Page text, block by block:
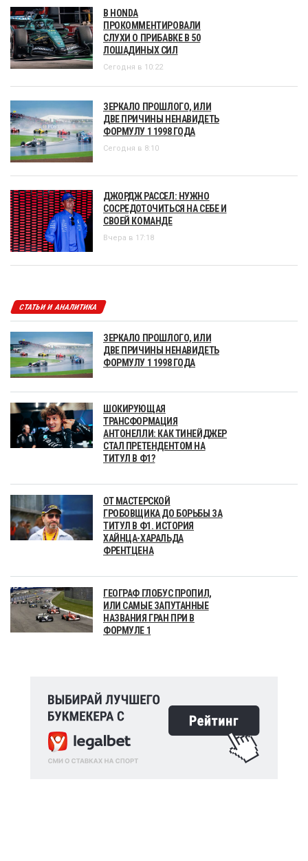
В HONDA
ПРОКОММЕНТИРОВАЛИ
СЛУХИ О ПРИБАВКЕ В 50
ЛОШАДИНЫХ СИЛ
Сегодня в 10:22
ЗЕРКАЛО ПРОШЛОГО, ИЛИ
ДВЕ ПРИЧИНЫ НЕНАВИДЕТЬ
ФОРМУЛУ 1 1998 ГОДА
Сегодня в 8:10
ДЖОРДЖ РАССЕЛ: НУЖНО
СОСРЕДОТОЧИТЬСЯ НА СЕБЕ И
СВОЕЙ КОМАНДЕ
Вчера в 17:18
СТАТЬИ И АНАЛИТИКА
ЗЕРКАЛО ПРОШЛОГО, ИЛИ
ДВЕ ПРИЧИНЫ НЕНАВИДЕТЬ
ФОРМУЛУ 1 1998 ГОДА
ШОКИРУЮЩАЯ
ТРАНСФОРМАЦИЯ
АНТОНЕЛЛИ: КАК ТИНЕЙДЖЕР
СТАЛ ПРЕТЕНДЕНТОМ НА
ТИТУЛ В Ф1?
ОТ МАСТЕРСКОЙ
ГРОБОВЩИКА ДО БОРЬБЫ ЗА
ТИТУЛ В Ф1. ИСТОРИЯ
ХАЙНЦА-ХАРАЛЬДА
ФРЕНТЦЕНА
ГЕОГРАФ ГЛОБУС ПРОПИЛ,
ИЛИ САМЫЕ ЗАПУТАННЫЕ
НАЗВАНИЯ ГРАН ПРИ В
ФОРМУЛЕ 1